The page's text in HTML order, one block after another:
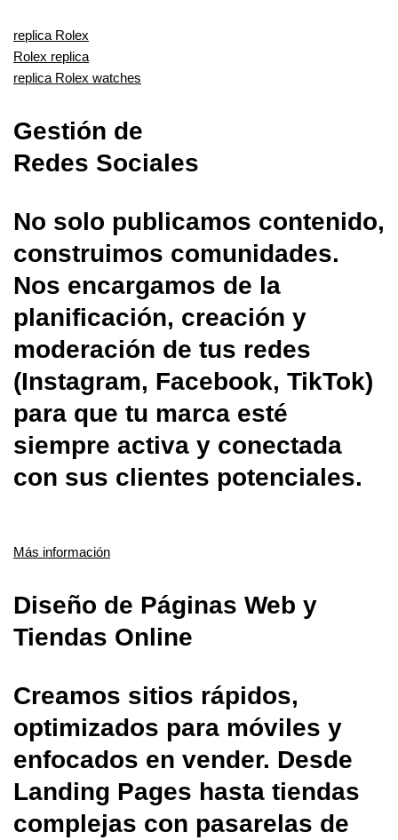
replica Rolex
Rolex replica
replica Rolex watches
Gestión de
Redes Sociales
No solo publicamos contenido,
construimos comunidades.
Nos encargamos de la
planificación, creación y
moderación de tus redes
(Instagram, Facebook, TikTok)
para que tu marca esté
siempre activa y conectada
con sus clientes potenciales.
Más información
Diseño de Páginas Web y
Tiendas Online
Creamos sitios rápidos,
optimizados para móviles y
enfocados en vender. Desde
Landing Pages hasta tiendas
complejas con pasarelas de